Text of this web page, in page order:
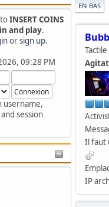
INSERT COINS
and play.
orsign up.
09:28 PM
username,
session
EN BAS
Il faut
IP